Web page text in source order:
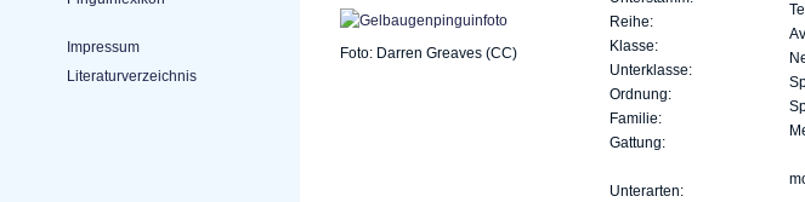
Impressum
Literaturverzeichnis
Foto: Darren Greaves (CC)
Reihe:
Klasse:
Unterklasse:
Ordnung:
Familie:
Gattung:
Unterarten: